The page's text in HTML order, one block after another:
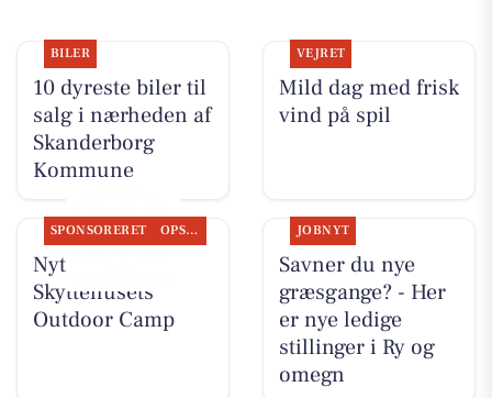
BILER
10 dyreste biler til
salg i nærheden af
Skanderborg
Kommune
VEJRET
Mild dag med frisk
vind på spil
SPONSORERET OPSLAGSTAVLEN
Nyt fra
Skyttehusets
Outdoor Camp
JOBNYT
Savner du nye
græsgange? - Her
er nye ledige
stillinger i Ry og
omegn